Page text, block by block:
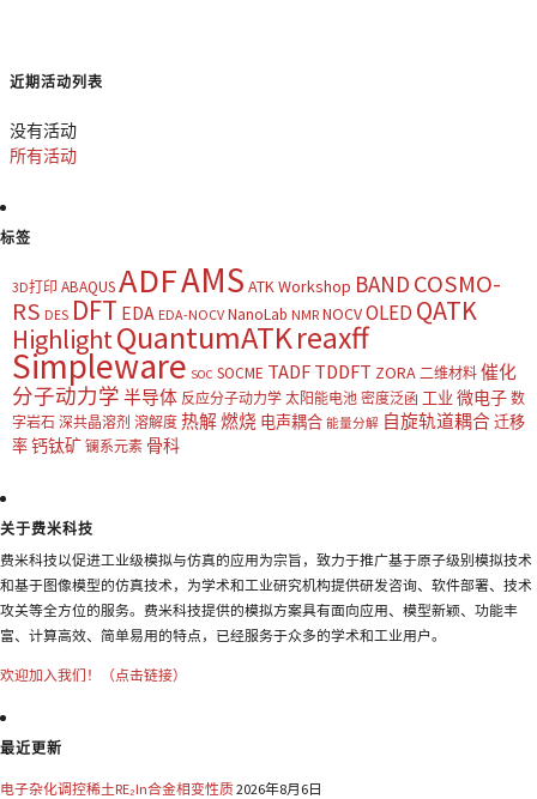
近期活动列表
没有活动
所有活动
标签
3D打印 ABAQUSADFAMS ATK Workshop BAND COSMO-
RS DES DFT EDA EDA-NOCV NanoLab NMR NOCVOLED QATK
HighlightQuantumATKreaxff
Simpleware SOC SOCME TADF TDDFT ZORA 二维材料 催化
分子动力学 半导体 反应分子动力学 太阳能电池 密度泛函 工业 微电子 数
字岩石 深共晶溶剂 溶解度 热解燃烧 电声耦合 能量分解 自旋轨道耦合迁移
率钙钛矿 镧系元素 骨科
关于费米科技
费米科技以促进工业级模拟与仿真的应用为宗旨，致力于推广基于原子级别模拟技术
和基于图像模型的仿真技术，为学术和工业研究机构提供研发咨询、软件部署、技术
攻关等全方位的服务。费米科技提供的模拟方案具有面向应用、模型新颖、功能丰
富、计算高效、简单易用的特点，已经服务于众多的学术和工业用户。
欢迎加入我们！（点击链接）
最近更新
电子杂化调控稀土RE₂In合金相变性质2026年8月6日